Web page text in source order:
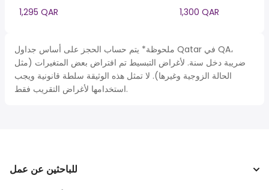
1,295 QAR
1,300 QAR
ملحوظة* يتم حساب الحجز على أساس جداول Qatar في QA،
ضريبة دخل سنة. لأغراض التبسيط تم افتراض بعض المتغيرات (مثل
الحالة الزوجية وغيرها). لا تمثل هذه الوثيقة سلطة قانونية ويجب
استخدامها لأغراض التقريب فقط.
للباحثين عن عمل